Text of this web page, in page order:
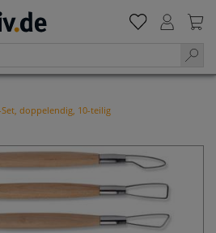
doppelendig, 10-teilig